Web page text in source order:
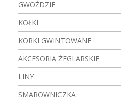
GWOŹDZIE
KOŁKI
KORKI GWINTOWANE
AKCESORIA ŻEGLARSKIE
LINY
SMAROWNICZKA